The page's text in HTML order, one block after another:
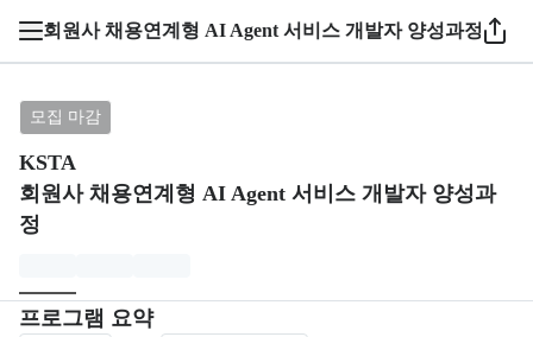
회원사 채용연계형 AI Agent 서비스 개발자 양성과정
모집 마감
KSTA
회원사 채용연계형 AI Agent 서비스 개발자 양성과
정
브랜드: KSTA, 과정명: 회원사 채용연계형 AI Agent
모집개요
프로그램 요약
캠프를 운영하거나 참여하는 회사 정보를 카드 형태로 제공한다.